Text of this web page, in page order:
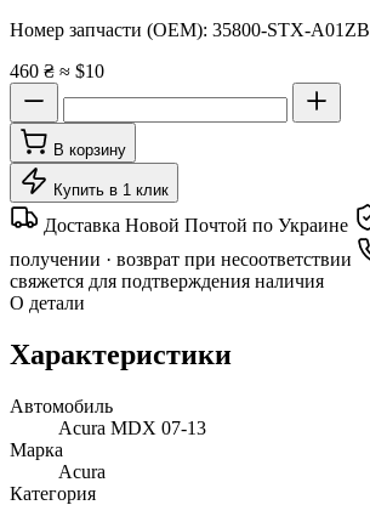
Номер запчасти (OEM): 35800-STX-A01ZB
460 ₴ ≈ $10
В корзину
Купить в 1 клик
Доставка Новой Почтой по Украине
получении · возврат при несоответствии
свяжется для подтверждения наличия
О детали
Характеристики
Автомобиль
Acura MDX 07-13
Марка
Acura
Категория